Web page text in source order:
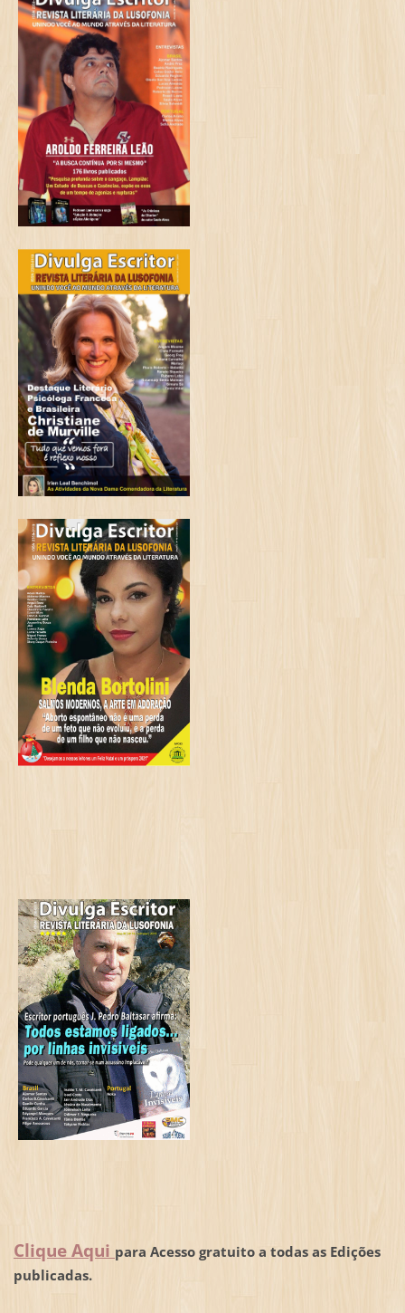
Clique Aqui para Acesso gratuito a todas as Edições
publicadas.